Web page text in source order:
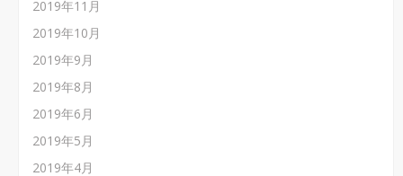
2019年11月
2019年10月
2019年9月
2019年8月
2019年6月
2019年5月
2019年4月